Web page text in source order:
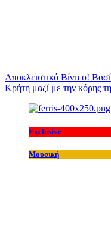
Αποκλειστικό Βίντεο!
Κρήτη μαζί με την κόρης
Exclusive
Μουσική